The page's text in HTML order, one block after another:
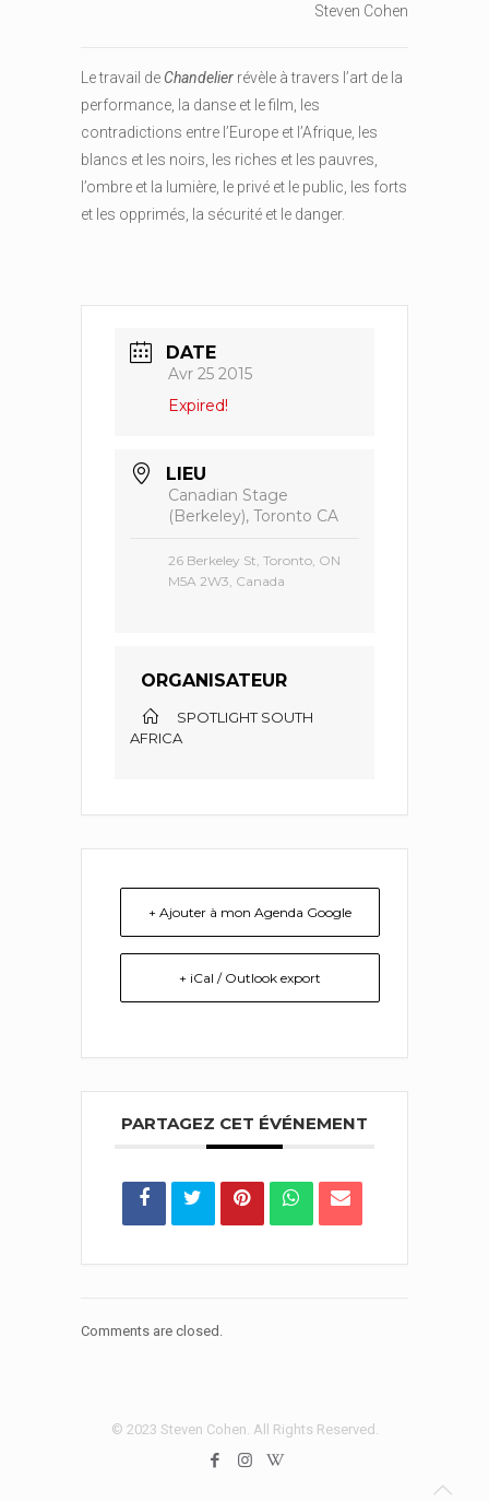
Steven Cohen
Le travail de Chandelier révèle à travers l’art de la
performance, la danse et le film, les
contradictions entre l’Europe et l’Afrique, les
blancs et les noirs, les riches et les pauvres,
l’ombre et la lumière, le privé et le public, les forts
et les opprimés, la sécurité et le danger.
DATE
Avr 25 2015
Expired!
LIEU
Canadian Stage
(Berkeley), Toronto CA
26 Berkeley St, Toronto, ON
M5A 2W3, Canada
ORGANISATEUR
SPOTLIGHT SOUTH
AFRICA
+ Ajouter à mon Agenda Google
+ iCal / Outlook export
PARTAGEZ CET ÉVÉNEMENT
Comments are closed.
© 2023 Steven Cohen. All Rights Reserved.